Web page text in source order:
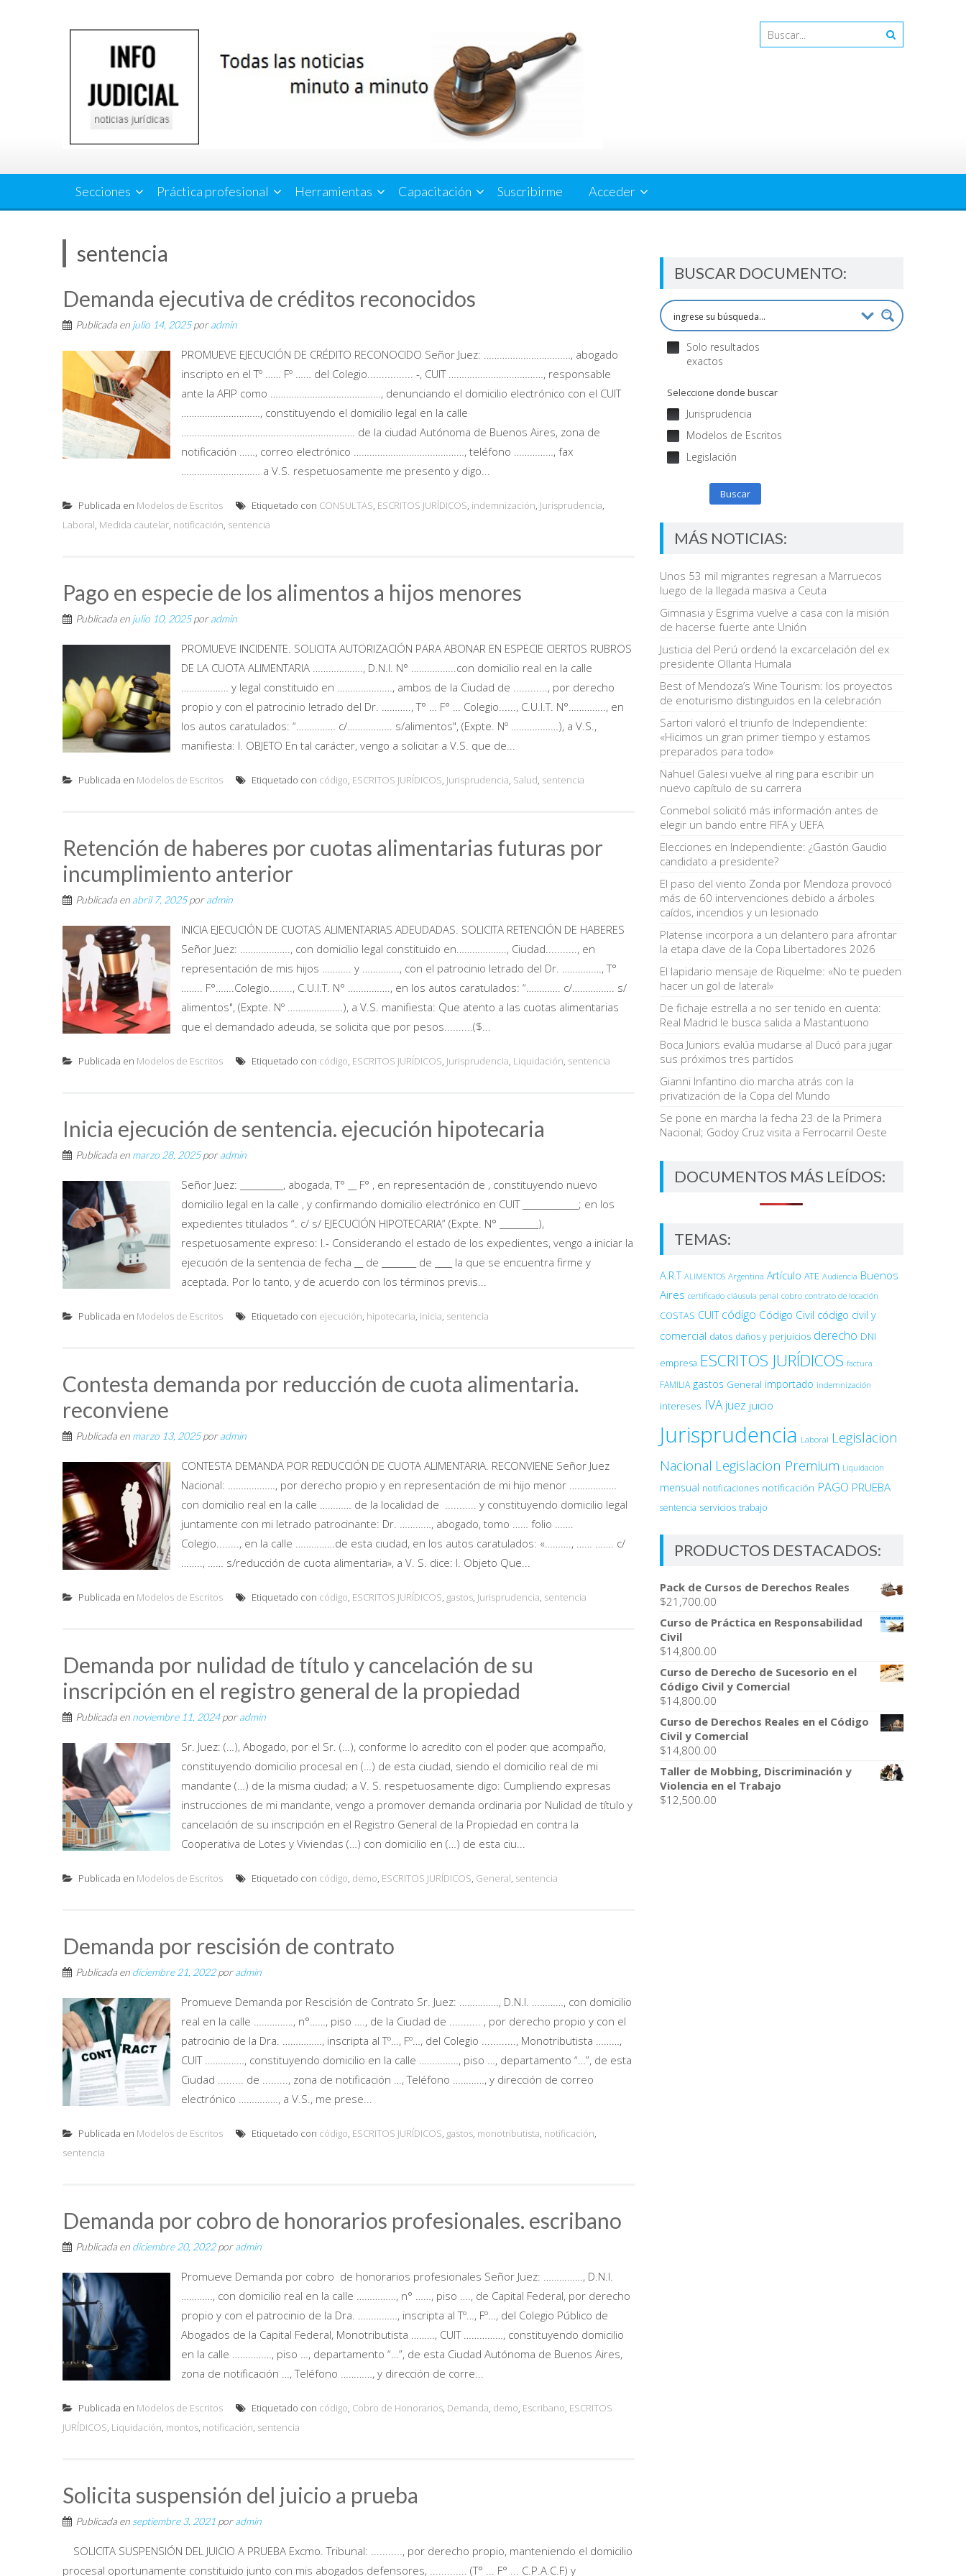
Secciones Práctica profesional Herramientas Capacitación Suscribirme Acceder
sentencia
Demanda ejecutiva de créditos reconocidos
Publicada en julio 14, 2025poradmin
PROMUEVE EJECUCIÓN DE CRÉDITO RECONOCIDO Señor Juez: ……………………………, abogado
inscripto en el Tº …… Fº …… del Colegio................ -, CUIT ………………………………, responsable
ante la AFIP como ……………………………………, denunciando el domicilio electrónico con el CUIT
…………………………, constituyendo el domicilio legal en la calle
………………………………………………………… de la ciudad Autónoma de Buenos Aires, zona de
notificación ……, correo electrónico ……………………………………, teléfono ……………, fax
………………………… a V.S. respetuosamente me presento y digo...
Publicada en Modelos de Escritos Etiquetado con CONSULTAS, ESCRITOS JURÍDICOS, indemnización, Jurisprudencia,
Laboral, Medida cautelar, notificación, sentencia
Pago en especie de los alimentos a hijos menores
Publicada en julio 10, 2025poradmin
PROMUEVE INCIDENTE. SOLICITA AUTORIZACIÓN PARA ABONAR EN ESPECIE CIERTOS RUBROS
DE LA CUOTA ALIMENTARIA ………………., D.N.I. N° ……………..con domicilio real en la calle
……………… y legal constituido en …………………, ambos de la Ciudad de ............, por derecho
propio y con el patrocinio letrado del Dr. ……….., T° … F° … Colegio......, C.U.I.T. N°………….., en
los autos caratulados: “…………… c/…………….. s/alimentos", (Expte. Nº ………………), a V.S.,
manifiesta: I. OBJETO En tal carácter, vengo a solicitar a V.S. que de...
Publicada en Modelos de Escritos Etiquetado con código, ESCRITOS JURÍDICOS, Jurisprudencia, Salud, sentencia
Retención de haberes por cuotas alimentarias futuras por
incumplimiento anterior
Publicada en abril 7, 2025poradmin
INICIA EJECUCIÓN DE CUOTAS ALIMENTARIAS ADEUDADAS. SOLICITA RETENCIÓN DE HABERES
Señor Juez: ………………., con domicilio legal constituido en………………., Ciudad..........., en
representación de mis hijos ……….. y ………….., con el patrocinio letrado del Dr. ……………, T°
…….. F°…….Colegio........, C.U.I.T. N° ……………., en los autos caratulados: “…………. c/……………. s/
alimentos", (Expte. Nº …………………), a V.S. manifiesta: Que atento a las cuotas alimentarias
que el demandado adeuda, se solicita que por pesos..........($...
Publicada en Modelos de Escritos Etiquetado con código, ESCRITOS JURÍDICOS, Jurisprudencia, Liquidación, sentencia
Inicia ejecución de sentencia. ejecución hipotecaria
Publicada en marzo 28, 2025poradmin
Señor Juez: __________, abogada, T° __ F° , en representación de , constituyendo nuevo
domicilio legal en la calle , y confirmando domicilio electrónico en CUIT _____________; en los
expedientes titulados “. c/ s/ EJECUCIÓN HIPOTECARIA” (Expte. N° _________),
respetuosamente expreso: I.- Considerando el estado de los expedientes, vengo a iniciar la
ejecución de la sentencia de fecha __ de ________ de ____ la que se encuentra firme y
aceptada. Por lo tanto, y de acuerdo con los términos previs...
Publicada en Modelos de Escritos Etiquetado con ejecución, hipotecaria, inicia, sentencia
Contesta demanda por reducción de cuota alimentaria.
reconviene
Publicada en marzo 13, 2025poradmin
CONTESTA DEMANDA POR REDUCCIÓN DE CUOTA ALIMENTARIA. RECONVIENE Señor Juez
Nacional: ………………, por derecho propio y en representación de mi hijo menor ………………
con domicilio real en la calle ………… de la localidad de ........... y constituyendo domicilio legal
juntamente con mi letrado patrocinante: Dr. …………, abogado, tomo …… folio …….
Colegio........, en la calle ……………de esta ciudad, en los autos caratulados: «………., …… ……. c/
…….., …… s/reducción de cuota alimentaria», a V. S. dice: I. Objeto Que...
Publicada en Modelos de Escritos Etiquetado con código, ESCRITOS JURÍDICOS, gastos, Jurisprudencia, sentencia
Demanda por nulidad de título y cancelación de su
inscripción en el registro general de la propiedad
Publicada en noviembre 11, 2024poradmin
Sr. Juez: (…), Abogado, por el Sr. (…), conforme lo acredito con el poder que acompaño,
constituyendo domicilio procesal en (…) de esta ciudad, siendo el domicilio real de mi
mandante (…) de la misma ciudad; a V. S. respetuosamente digo: Cumpliendo expresas
instrucciones de mi mandante, vengo a promover demanda ordinaria por Nulidad de título y
cancelación de su inscripción en el Registro General de la Propiedad en contra la
Cooperativa de Lotes y Viviendas (…) con domicilio en (…) de esta ciu...
Publicada en Modelos de Escritos Etiquetado con código, demo, ESCRITOS JURÍDICOS, General, sentencia
Demanda por rescisión de contrato
Publicada en diciembre 21, 2022poradmin
Promueve Demanda por Rescisión de Contrato Sr. Juez: ……………, D.N.I. …………, con domicilio
real en la calle ……………, n°……, piso …., de la Ciudad de ........... , por derecho propio y con el
patrocinio de la Dra. ……………, inscripta al Tº…, Fº…, del Colegio ............, Monotributista ………,
CUIT ……………, constituyendo domicilio en la calle ……………, piso …, departamento “…”, de esta
Ciudad ......... de ........., zona de notificación …, Teléfono …………, y dirección de correo
electrónico ……………, a V.S., me prese...
Publicada en Modelos de Escritos Etiquetado con código, ESCRITOS JURÍDICOS, gastos, monotributista, notificación,
sentencia
Demanda por cobro de honorarios profesionales. escribano
Publicada en diciembre 20, 2022poradmin
Promueve Demanda por cobro de honorarios profesionales Señor Juez: ……………, D.N.I.
…………, con domicilio real en la calle ……………, n° ……, piso …., de Capital Federal, por derecho
propio y con el patrocinio de la Dra. ……………, inscripta al Tº…, Fº…, del Colegio Público de
Abogados de la Capital Federal, Monotributista ………, CUIT ……………, constituyendo domicilio
en la calle ……………, piso …, departamento “…”, de esta Ciudad Autónoma de Buenos Aires,
zona de notificación …, Teléfono …………, y dirección de corre...
Publicada en Modelos de Escritos Etiquetado con código, Cobro de Honorarios, Demanda, demo, Escribano, ESCRITOS
JURÍDICOS, Liquidación, montos, notificación, sentencia
Solicita suspensión del juicio a prueba
Publicada en septiembre 3, 2021 poradmin
SOLICITA SUSPENSIÓN DEL JUICIO A PRUEBA Excmo. Tribunal: ..........., por derecho propio, manteniendo el domicilio
procesal oportunamente constituido junto con mis abogados defensores, ............. (T° ... F° ... C.P.A.C.F) y
BUSCAR DOCUMENTO:
Solo resultados
exactos
Seleccione donde buscar
Jurisprudencia
Modelos de Escritos
Legislación
Buscar
MÁS NOTICIAS:
Unos 53 mil migrantes regresan a Marruecos
luego de la llegada masiva a Ceuta
Gimnasia y Esgrima vuelve a casa con la misión
de hacerse fuerte ante Unión
Justicia del Perú ordenó la excarcelación del ex
presidente Ollanta Humala
Best of Mendoza’s Wine Tourism: los proyectos
de enoturismo distinguidos en la celebración
Sartori valoró el triunfo de Independiente:
«Hicimos un gran primer tiempo y estamos
preparados para todo»
Nahuel Galesi vuelve al ring para escribir un
nuevo capítulo de su carrera
Conmebol solicitó más información antes de
elegir un bando entre FIFA y UEFA
Elecciones en Independiente: ¿Gastón Gaudio
candidato a presidente?
El paso del viento Zonda por Mendoza provocó
más de 60 intervenciones debido a árboles
caídos, incendios y un lesionado
Platense incorpora a un delantero para afrontar
la etapa clave de la Copa Libertadores 2026
El lapidario mensaje de Riquelme: «No te pueden
hacer un gol de lateral»
De fichaje estrella a no ser tenido en cuenta:
Real Madrid le busca salida a Mastantuono
Boca Juniors evalúa mudarse al Ducó para jugar
sus próximos tres partidos
Gianni Infantino dio marcha atrás con la
privatización de la Copa del Mundo
Se pone en marcha la fecha 23 de la Primera
Nacional; Godoy Cruz visita a Ferrocarril Oeste
DOCUMENTOS MÁS LEÍDOS:
TEMAS:
A.R.T ALIMENTOS Argentina Artículo ATE Audiencia Buenos
Aires certificado cláusula penal cobro contrato de locación
COSTAS CUIT código Código Civil código civil y
comercial datos daños y perjuicios derecho DNI
empresa ESCRITOS JURÍDICOS factura
FAMILIA gastos General importado indemnización
intereses IVA juez juicio
Jurisprudencia Laboral Legislacion
Nacional Legislacion Premium Liquidación
mensual notificaciones notificación PAGO PRUEBA
sentencia servicios trabajo
PRODUCTOS DESTACADOS:
Pack de Cursos de Derechos Reales
$21,700.00
Curso de Práctica en Responsabilidad
Civil
$14,800.00
Curso de Derecho de Sucesorio en el
Código Civil y Comercial
$14,800.00
Curso de Derechos Reales en el Código
Civil y Comercial
$14,800.00
Taller de Mobbing, Discriminación y
Violencia en el Trabajo
$12,500.00